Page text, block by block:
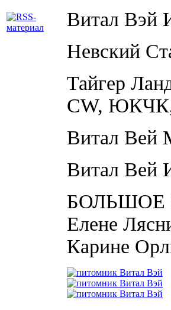
Витал Вэй
Невский
Тайгер
CW,
Витал Вей
Витал Вей
БОЛЬШОЕ
Елене
Карине